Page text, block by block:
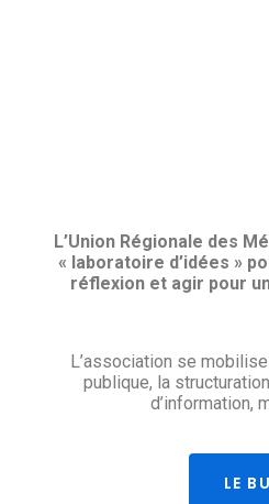
L’Union Régionale des
« laboratoire d’idées »
réflexion et agir pour
L’association se
publique, la
d’information,
LE